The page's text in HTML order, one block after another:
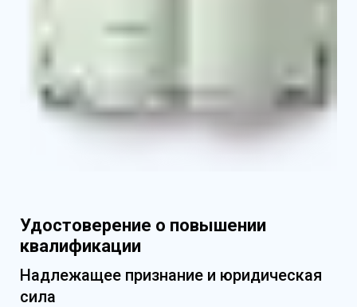
Удостоверение о повышении
квалификации
Надлежащее признание и юридическая
сила